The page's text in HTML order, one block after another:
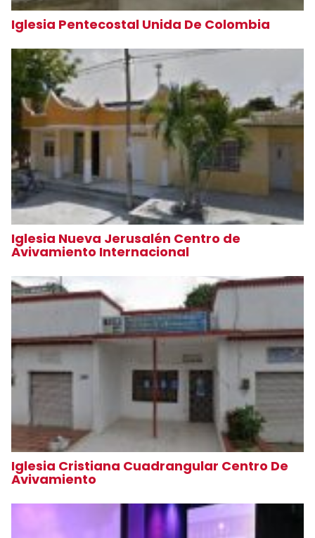
Iglesia Pentecostal Unida De Colombia
Iglesia Nueva Jerusalén Centro de
Avivamiento Internacional
Iglesia Cristiana Cuadrangular Centro De
Avivamiento